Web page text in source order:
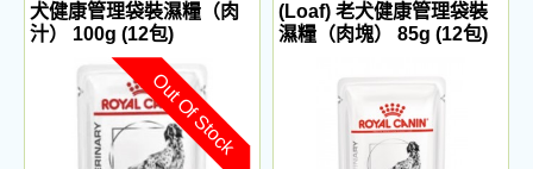
犬健康管理袋裝濕糧（肉
汁） 100g (12包)
Out Of Stock
(Loaf) 老犬健康管理袋裝
濕糧（肉塊） 85g (12包)